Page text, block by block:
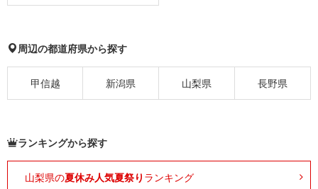
周辺の都道府県から探す
甲信越 新潟県 山梨県 長野県
ランキングから探す
山梨県の夏休み人気夏祭り ランキング